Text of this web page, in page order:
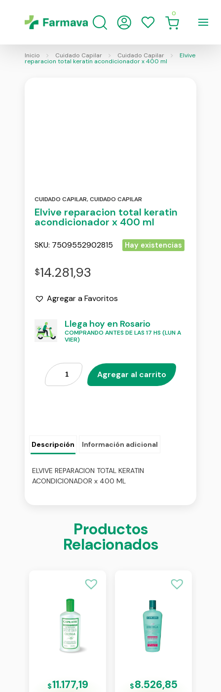
0
Inicio Cuidado Capilar Cuidado Capilar Elvive
reparacion total keratin acondicionador x 400 ml
CUIDADO CAPILAR,CUIDADO CAPILAR
Elvive reparacion total keratin
acondicionador x 400 ml
SKU: 7509552902815 Hay existencias
$14.281,93
Agregar a Favoritos
Llega hoy en Rosario
COMPRANDO ANTES DE LAS 17 HS (LUN A
VIER)
Agregar al carrito
Descripción Información adicional
ELVIVE REPARACION TOTAL KERATIN
ACONDICIONADOR x 400 ML
Productos
Relacionados
$11.177,19 $8.526,85